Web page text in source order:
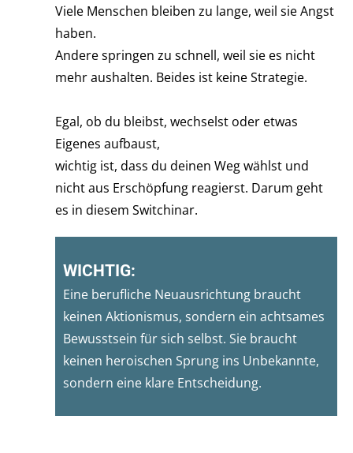
Viele Menschen bleiben zu lange, weil sie Angst
haben.
Andere springen zu schnell, weil sie es nicht
mehr aushalten. Beides ist keine Strategie.
Egal, ob du bleibst, wechselst oder etwas
Eigenes aufbaust,
wichtig ist, dass du deinen Weg wählst und
nicht aus Erschöpfung reagierst. Darum geht
es in diesem Switchinar.
WICHTIG:
Eine berufliche Neuausrichtung braucht
keinen Aktionismus, sondern ein achtsames
Bewusstsein für sich selbst. Sie braucht
keinen heroischen Sprung ins Unbekannte,
sondern eine klare Entscheidung.